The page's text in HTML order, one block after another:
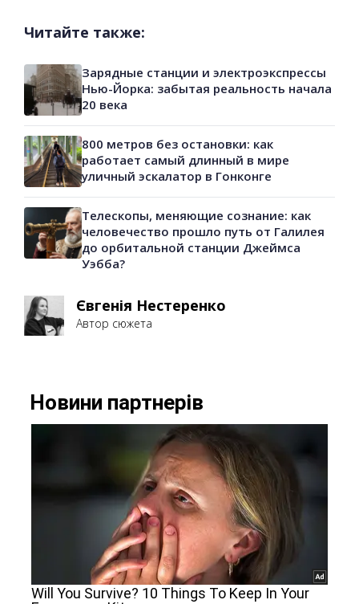
Читайте также:
Зарядные станции и электроэкспрессы
Нью-Йорка: забытая реальность начала
20 века
800 метров без остановки: как
работает самый длинный в мире
уличный эскалатор в Гонконге
Телескопы, меняющие сознание: как
человечество прошло путь от Галилея
до орбитальной станции Джеймса
Уэбба?
Євгенія Нестеренко
Автор сюжета